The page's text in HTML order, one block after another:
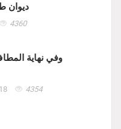
ديوان
4360
وفي نهاية
4354